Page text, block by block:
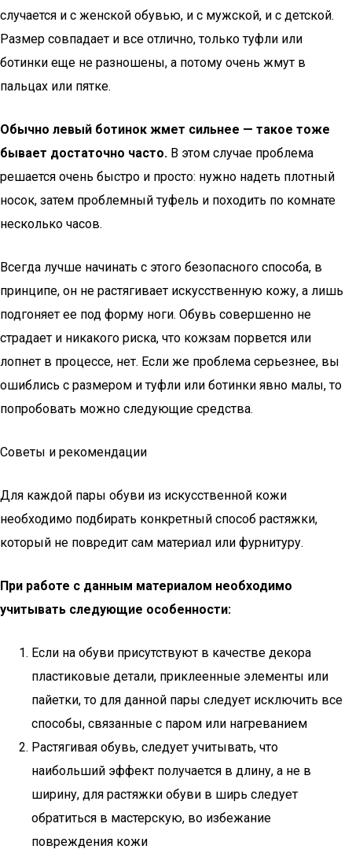
случается и с женской обувью, и с мужской, и с детской.
Размер совпадает и все отлично, только туфли или
ботинки еще не разношены, а потому очень жмут в
пальцах или пятке.
Обычно левый ботинок жмет сильнее — такое тоже
бывает достаточно часто. В этом случае проблема
решается очень быстро и просто: нужно надеть плотный
носок, затем проблемный туфель и походить по комнате
несколько часов.
Всегда лучше начинать с этого безопасного способа, в
принципе, он не растягивает искусственную кожу, а лишь
подгоняет ее под форму ноги. Обувь совершенно не
страдает и никакого риска, что кожзам порвется или
лопнет в процессе, нет. Если же проблема серьезнее, вы
ошиблись с размером и туфли или ботинки явно малы, то
попробовать можно следующие средства.
Советы и рекомендации
Для каждой пары обуви из искусственной кожи
необходимо подбирать конкретный способ растяжки,
который не повредит сам материал или фурнитуру.
При работе с данным материалом необходимо
учитывать следующие особенности:
Если на обуви присутствуют в качестве декора
пластиковые детали, приклеенные элементы или
пайетки, то для данной пары следует исключить все
способы, связанные с паром или нагреванием
Растягивая обувь, следует учитывать, что
наибольший эффект получается в длину, а не в
ширину, для растяжки обуви в ширь следует
обратиться в мастерскую, во избежание
повреждения кожи